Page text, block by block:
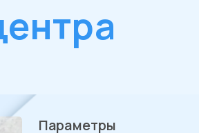
Параметры